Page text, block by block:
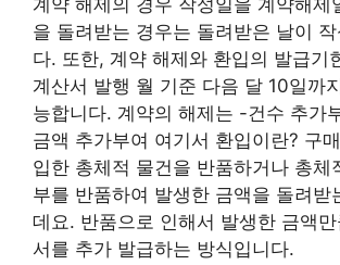
계약 해제의 경우 작성일을 계약해제
을 돌려받는 경우는 돌려받은 날이
다. 또한, 계약 해제와 환입의 발급기
계산서 발행 월 기준 다음 달 10일까
능합니다. 계약의 해제는 -건수 추가
금액 추가부여 여기서 환입이란? 구
입한 총체적 물건을 반품하거나 총체
부를 반품하여 발생한 금액을 돌려받
데요. 반품으로 인해서 발생한 금액
서를 추가 발급하는 방식입니다.